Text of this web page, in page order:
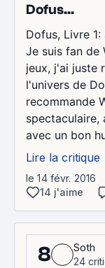
Dofus...
Dofus, Livre 1:
Je suis fan de
jeux, j'ai juste
l'univers de
recommande
spectaculaire,
avec un bon
Lire la critique
le 14 févr. 2016
14 j'aime
8
Soth
24